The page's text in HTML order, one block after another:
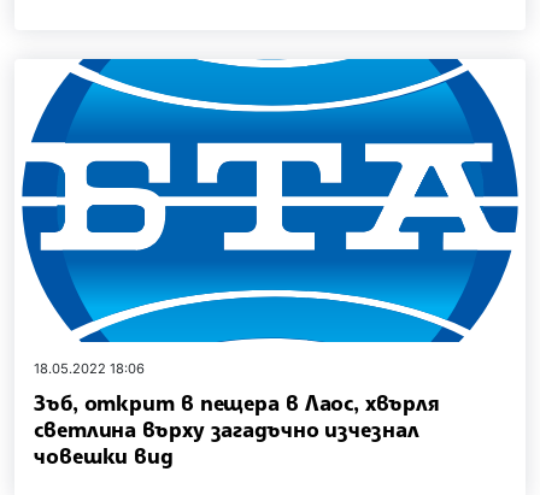
18.05.2022 18:06
Зъб, открит в пещера в Лаос, хвърля
светлина върху загадъчно изчезнал
човешки вид